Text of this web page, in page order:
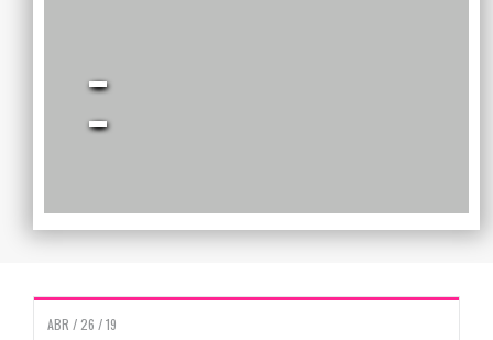
ABR / 26 / 19